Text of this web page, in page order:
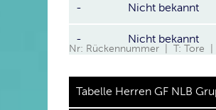
- Nicht bekannt
- Nicht bekannt
Nr: Rückennummer | T: Tore
Tabelle Herren GF NLB